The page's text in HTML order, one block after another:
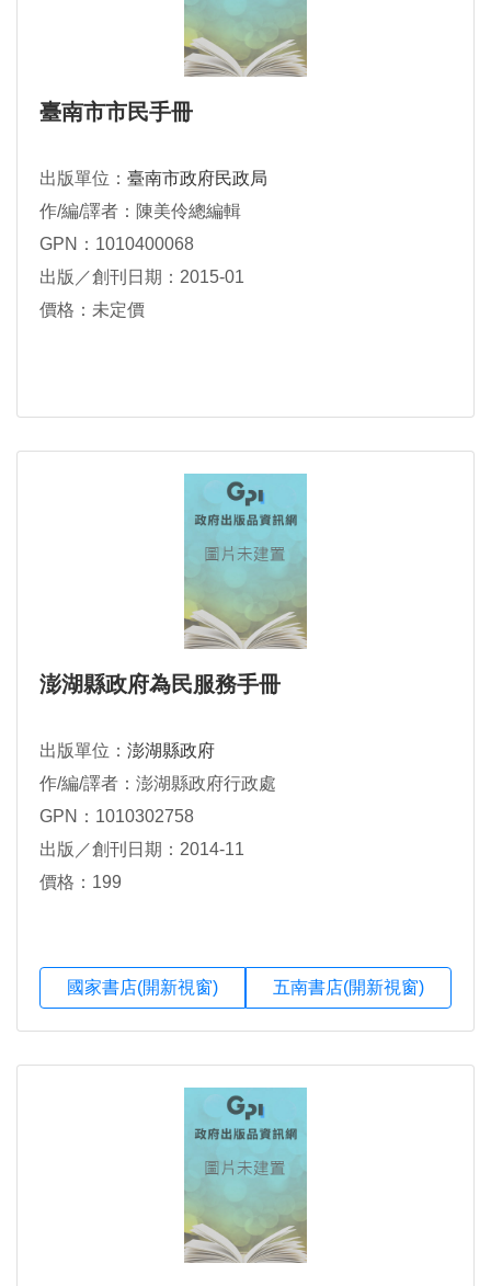
臺南市市民手冊
出版單位： 臺南市政府民政局
作/編/譯者：陳美伶總編輯
GPN：1010400068
出版／創刊日期：2015-01
價格：未定價
澎湖縣政府為民服務手冊
出版單位： 澎湖縣政府
作/編/譯者：澎湖縣政府行政處
GPN：1010302758
出版／創刊日期：2014-11
價格：199
國家書店(開新視窗) 五南書店(開新視窗)